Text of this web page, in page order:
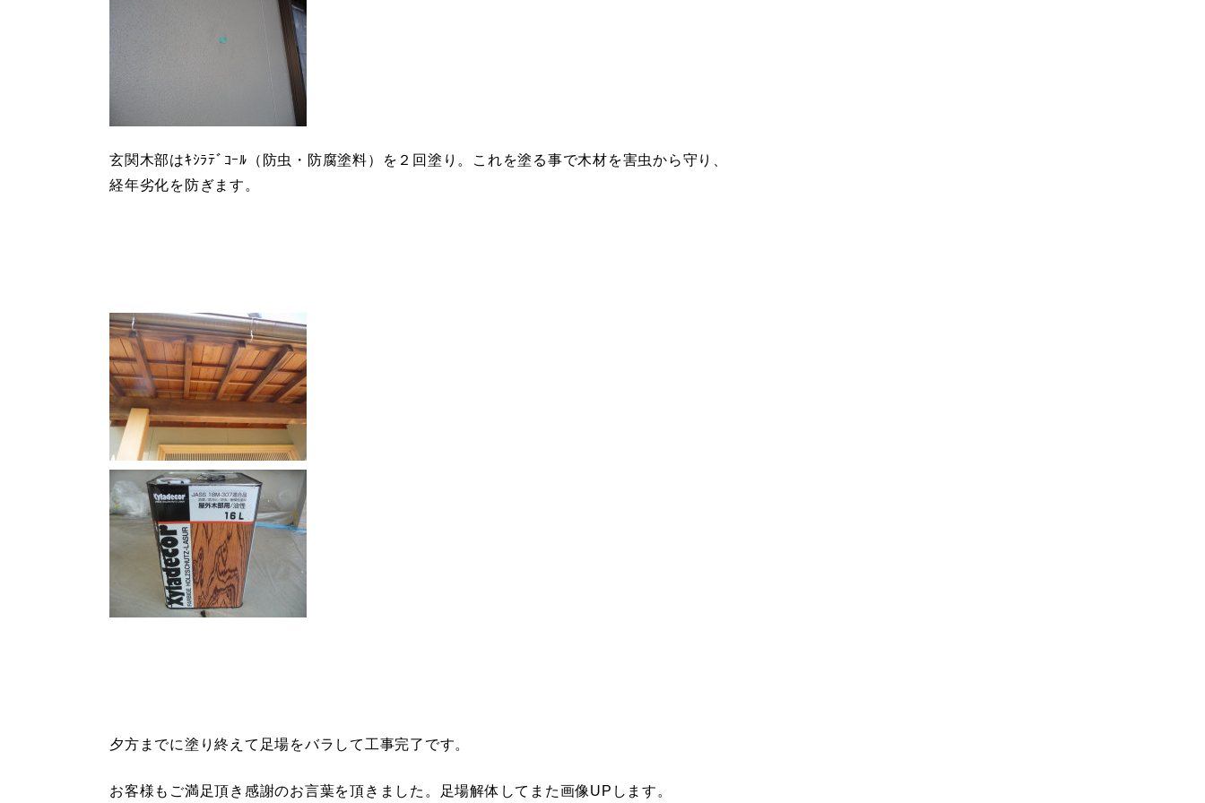
玄関木部はｷｼﾗﾃﾞｺｰﾙ（防虫・防腐塗料）を２回塗り。これを塗る事で木材を害虫から守り、
経年劣化を防ぎます。
夕方までに塗り終えて足場をバラして工事完了です。
お客様もご満足頂き感謝のお言葉を頂きました。足場解体してまた画像UPします。